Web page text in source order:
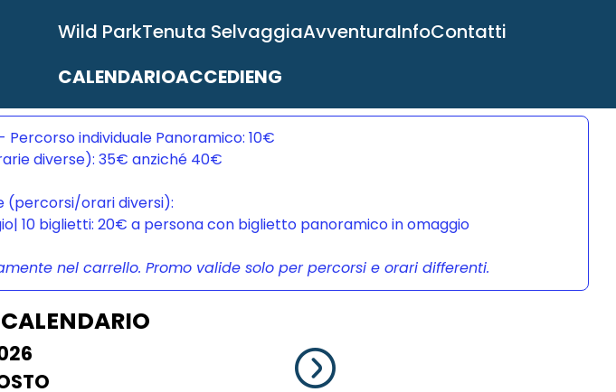
Wild ParkTenuta SelvaggiaAvventuraInfoContatti
CALENDARIOACCEDIENG
individuale Panoramico: 10€
diverse): 35€ anziché 40€
(percorsi/orari diversi):
10 biglietti: 20€ a persona con biglietto panoramico in omaggio
nel carrello. Promo valide solo per percorsi e orari differenti.